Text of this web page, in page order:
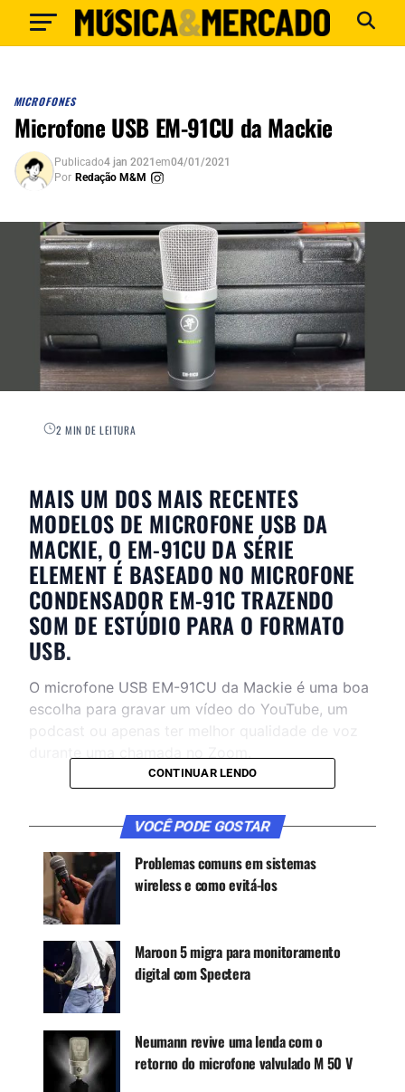
MICROFONES
Microfone USB EM-91CU da Mackie
Publicado4 jan 2021em04/01/2021
Por Redação M&M
2 MIN DE LEITURA
MAIS UM DOS MAIS RECENTES
MODELOS DE MICROFONE USB DA
MACKIE, O EM-91CU DA SÉRIE
ELEMENT É BASEADO NO MICROFONE
CONDENSADOR EM-91C TRAZENDO
SOM DE ESTÚDIO PARA O FORMATO
USB.
O microfone USB EM-91CU da Mackie é uma boa
escolha para gravar um vídeo do YouTube, um
podcast ou apenas ter melhor qualidade de voz
CONTINUE ACOMPANHANDO
Receba novas matérias do Música & Mercado no
WhatsApp e no Google News.
Google News
Sua cápsula de diafragma grande é adequada
para praticamente qualquer tipo de aplicação. O
CONTINUAR LENDO
VOCÊ PODE GOSTAR
Problemas comuns em sistemas
wireless e como evitá-los
Maroon 5 migra para monitoramento
digital com Spectera
Neumann revive uma lenda com o
retorno do microfone valvulado M 50 V